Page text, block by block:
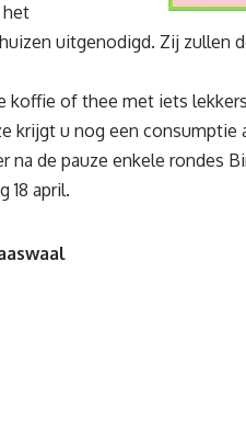
het
uitgenodigd. Zij zullen
koffie of thee met iets
krijgt u nog een consumptie
de pauze enkele rondes
18 april.